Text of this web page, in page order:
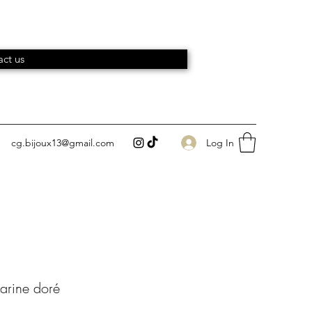
us
cg.bijoux13@gmail.com Log In
doré